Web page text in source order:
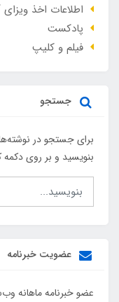
اطلاعات اخذ ویزای
پادکست
فیلم و کلیپ
جستجو
برای جستجو در
بنویسید و بر روی دکمه
عضویت خبرنامه
عضو خبرنامه ماهانه